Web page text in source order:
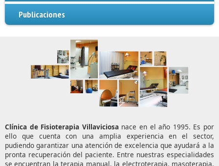
Publicaciones
Clínica de Fisioterapia Villaviciosanace en el año 1995. Es por
ello que cuenta con una amplia experiencia en el sector,
pudiendo garantizar una atención de excelencia que ayudará a la
pronta recuperación del paciente. Entre nuestras especialidades
se encuentran la terapia manual, la electroterapia, masoterapia,